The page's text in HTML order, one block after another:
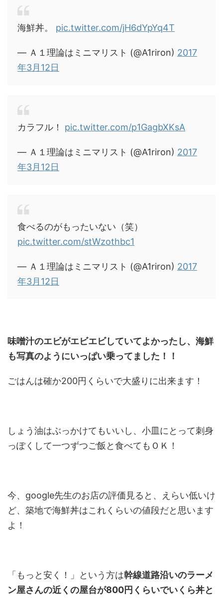
海鮮丼。 pic.twitter.com/jH6dYpYq4T
— Ａ１理論はミニマリスト (@A1riron) 2017
年3月12日
カラフル！ pic.twitter.com/p1GagbXKsA
— Ａ１理論はミニマリスト (@A1riron) 2017
年3月12日
食べるのがもったいない（笑）
pic.twitter.com/stWzothbc1
— Ａ１理論はミニマリスト (@A1riron) 2017
年3月12日
味噌汁のエビがエビエビしていてよかったし、海鮮
も写真のようにいっぱい乗ってました！！
ごはんは確か200円くらいで大盛りに出来ます！
しょう油はぶっかけてもいいし、小皿にとって刺身
っぽくして一つずつご飯と食べてもＯＫ！
今、google先生のお店の評価見ると、えらい低いけ
ど、築地で海鮮丼はこれくらいの値段だと思います
よ！
「もっと安く！」という方は幹線道路沿いのラーメ
ン屋さんの近くの屋台が800円くらいでいくら丼と